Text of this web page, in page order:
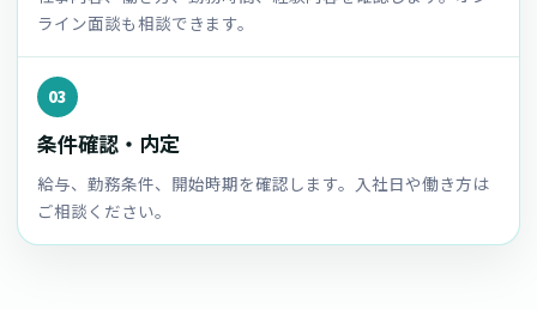
ライン面談も相談できます。
03
条件確認・内定
給与、勤務条件、開始時期を確認します。入社日や働き方は
ご相談ください。